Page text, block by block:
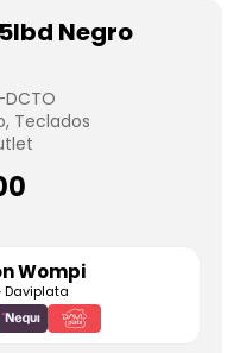
Negro
DCTO
, Teclados
Wompi
Daviplata